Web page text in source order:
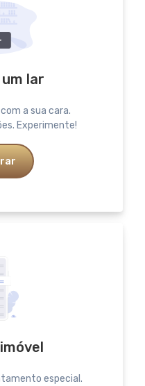
lar
a sua cara.
Experimente!
especial.